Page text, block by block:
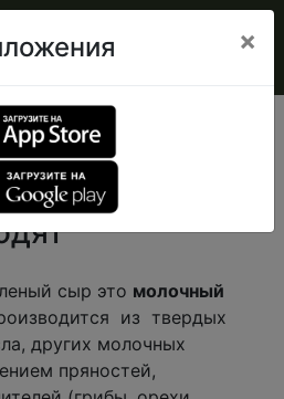
сыр это молочный
из твердых
других молочных
пряностей,
×